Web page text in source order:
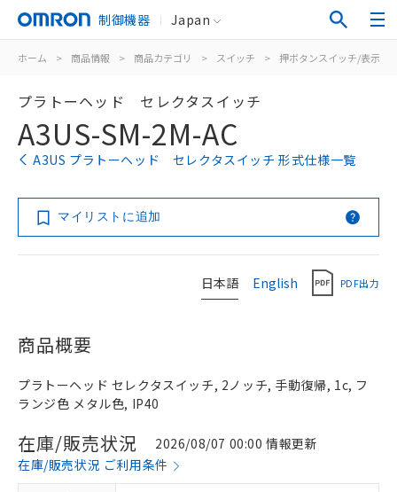
制御機器 Japan
ホーム > 商品情報 > 商品カテゴリ > スイッチ > 押ボタンスイッチ/表示灯
プラトーヘッド セレクタスイッチ
A3US-SM-2M-AC
A3US プラトーヘッド セレクタスイッチ 形式仕様一覧
マイリストに追加
日本語 English PDF出力
商品概要
プラトーヘッド セレクタスイッチ, 2ノッチ, 手動復帰, 1c, フ
ランジ色 メタル色, IP40
在庫/販売状況
2026/08/07 00:00 情報更新
在庫/販売状況 ご利用条件